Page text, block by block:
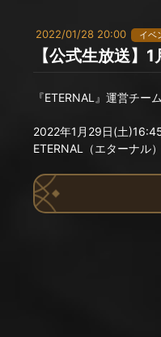
2022/01/28 20:00 イベ
【公式生放送
『ETERNAL』運営チー
2022年1月29日(土
ETERNAL（エターナル